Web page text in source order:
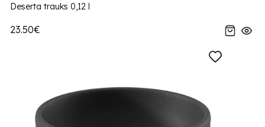
Deserta trauks 0,12 l
23.50€